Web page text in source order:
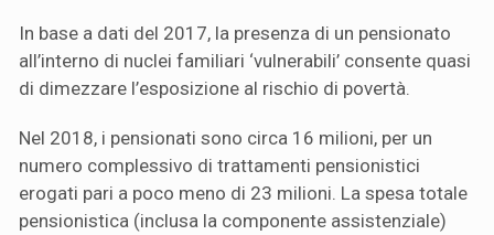
In base a dati del 2017, la presenza di un pensionato
all’interno di nuclei familiari ‘vulnerabili’ consente quasi
di dimezzare l’esposizione al rischio di povertà.
Nel 2018, i pensionati sono circa 16 milioni, per un
numero complessivo di trattamenti pensionistici
erogati pari a poco meno di 23 milioni. La spesa totale
pensionistica (inclusa la componente assistenziale)